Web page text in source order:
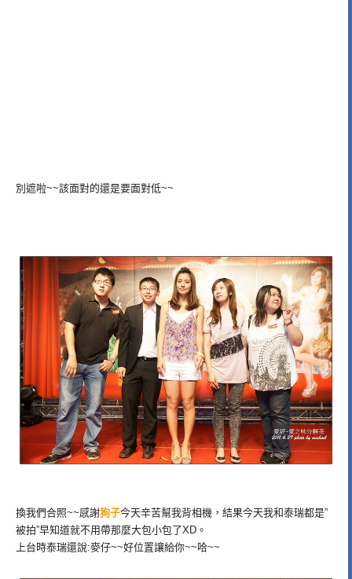
別遮啦~~該面對的還是要面對低~~
換我們合照~~感謝狗子今天辛苦幫我背相機，結果今天我和泰瑞都是”
被拍”早知道就不用帶那麼大包小包了XD。
上台時泰瑞還說:麥仔~~好位置讓給你~~哈~~